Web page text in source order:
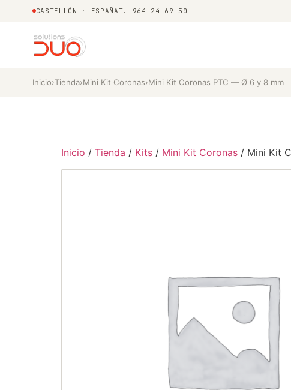
CASTELLÓN · ESPAÑAT. 964 24 69 50
Inicio›Tienda›Mini Kit Coronas›Mini Kit Coronas PTC — Ø 6 y 8 mm
Inicio / Tienda / Kits / Mini Kit Coronas / Mini Kit